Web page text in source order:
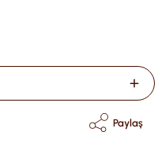
Paylaş